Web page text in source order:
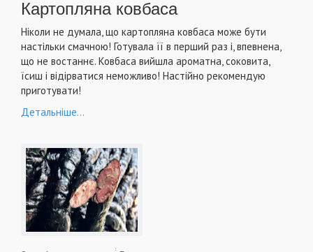
Картопляна ковбаса
Ніколи не думала, що картопляна ковбаса може бути
настільки смачною! Готувала її в перший раз і, впевнена,
що не востаннє. Ковбаса вийшла ароматна, соковита,
їсиш і відірватися неможливо! Настійно рекомендую
приготувати!
Детальніше...